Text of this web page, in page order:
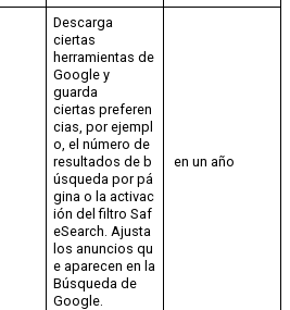
Descarga
ciertas
herramientas de
Google y
guarda
ciertas preferen
cias, por ejempl
o, el número de
resultados de b
úsqueda por pá
gina o la activac
ión del filtro Saf
eSearch. Ajusta
los anuncios qu
e aparecen en la
Búsqueda de
Google.
en un año